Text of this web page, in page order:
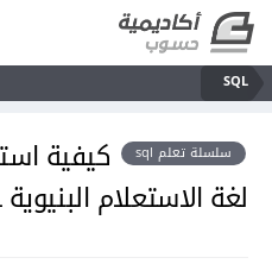
SQL
سلسلة تعلم sql
لغة الاستعلام البنيوية SQL